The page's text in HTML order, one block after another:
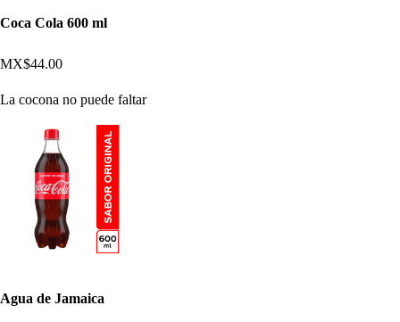
Coca Cola 600 ml
MX$44.00
La cocona no puede faltar
Agua de Jamaica